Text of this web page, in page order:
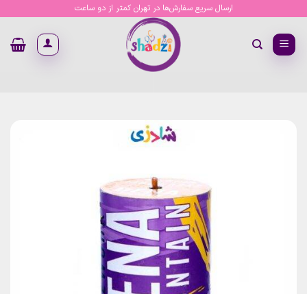
content
ارسال سریع سفارش‌ها در تهران کمتر از دو ساعت